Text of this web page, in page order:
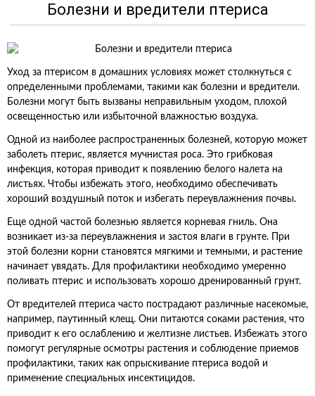
Болезни и вредители птериса
Уход за птерисом в домашних условиях может столкнуться с
определенными проблемами, такими как болезни и вредители.
Болезни могут быть вызваны неправильным уходом, плохой
освещенностью или избыточной влажностью воздуха.
Одной из наиболее распространенных болезней, которую может
заболеть птерис, является мучнистая роса. Это грибковая
инфекция, которая приводит к появлению белого налета на
листьях. Чтобы избежать этого, необходимо обеспечивать
хороший воздушный поток и избегать переувлажнения почвы.
Еще одной частой болезнью является корневая гниль. Она
возникает из-за переувлажнения и застоя влаги в грунте. При
этой болезни корни становятся мягкими и темными, и растение
начинает увядать. Для профилактики необходимо умеренно
поливать птерис и использовать хорошо дренированный грунт.
От вредителей птериса часто пострадают различные насекомые,
например, паутинный клещ. Они питаются соками растения, что
приводит к его ослаблению и желтизне листьев. Избежать этого
помогут регулярные осмотры растения и соблюдение приемов
профилактики, таких как опрыскивание птериса водой и
применение специальных инсектицидов.